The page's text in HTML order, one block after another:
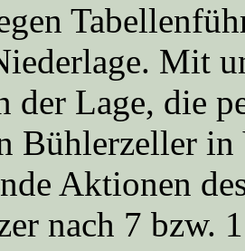
Mit
Lage, die
Bühlerzeller
Aktionen
nach 7 bzw.